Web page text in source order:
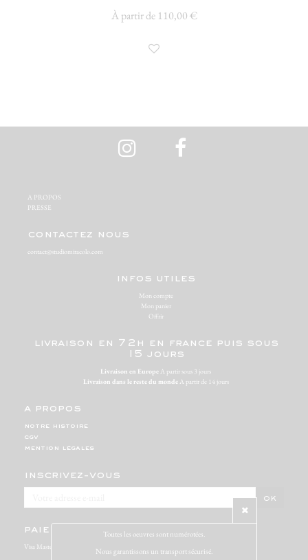
À partir de 110,00 €
A PROPOS‬
PRESSE‬
contactez nous
contact@studiomiracolo.com
infos utiles
Mon compte
Mon panier
Offrir
livraison en 72h en france puis sous
15 jours
Livraison en Europe A partir sous 3 jours
Livraison dans le reste du monde A partir de 14 jours
a propos
notre histoire
cgv
mention légales
inscrivez-vous
paiement sécurisé
Visa Mastercard Paypal
Toutes les oeuvres sont numérotées.
Nous garantissons un transport sécurisé.